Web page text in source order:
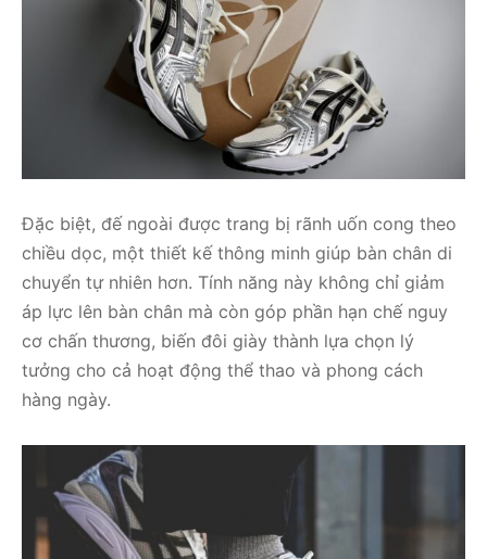
Đặc biệt, đế ngoài được trang bị rãnh uốn cong theo
chiều dọc, một thiết kế thông minh giúp bàn chân di
chuyển tự nhiên hơn. Tính năng này không chỉ giảm
áp lực lên bàn chân mà còn góp phần hạn chế nguy
cơ chấn thương, biến đôi giày thành lựa chọn lý
tưởng cho cả hoạt động thể thao và phong cách
hàng ngày.